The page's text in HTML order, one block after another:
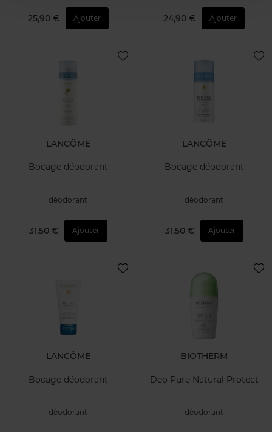
25,90 € Ajouter 24,90 € Ajouter
LANCÔME
Bocage déodorant
déodorant
31,50 € Ajouter
LANCÔME
Bocage déodorant
déodorant
31,50 € Ajouter
LANCÔME
Bocage déodorant
déodorant
BIOTHERM
Deo Pure Natural Protect
déodorant